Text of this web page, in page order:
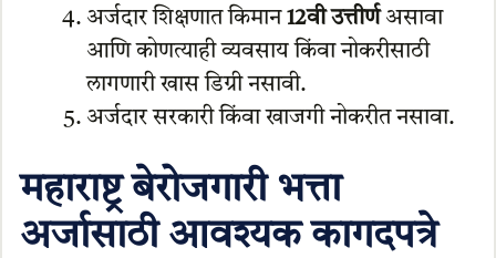
अर्जदार शिक्षणात किमान 12वी उत्तीर्णअसावा
आणि कोणत्याही व्यवसाय किंवा नोकरीसाठी
लागणारी खास डिग्री नसावी.
अर्जदार सरकारी किंवा खाजगी नोकरीत नसावा.
महाराष्ट्र बेरोजगारी भत्ता
अर्जासाठी आवश्यक कागदपत्रे